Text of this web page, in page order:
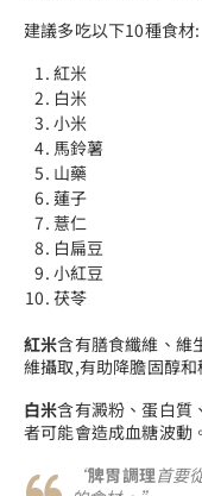
建議多吃以下10種食材:
紅米
白米
小米
馬鈴薯
山藥
蓮子
薏仁
白扁豆
小紅豆
茯苓
紅米含有膳食纖維、維
維攝取,有助降膽固醇和
白米含有澱粉、蛋白質
者可能會造成血糖波動
“脾胃調理首要